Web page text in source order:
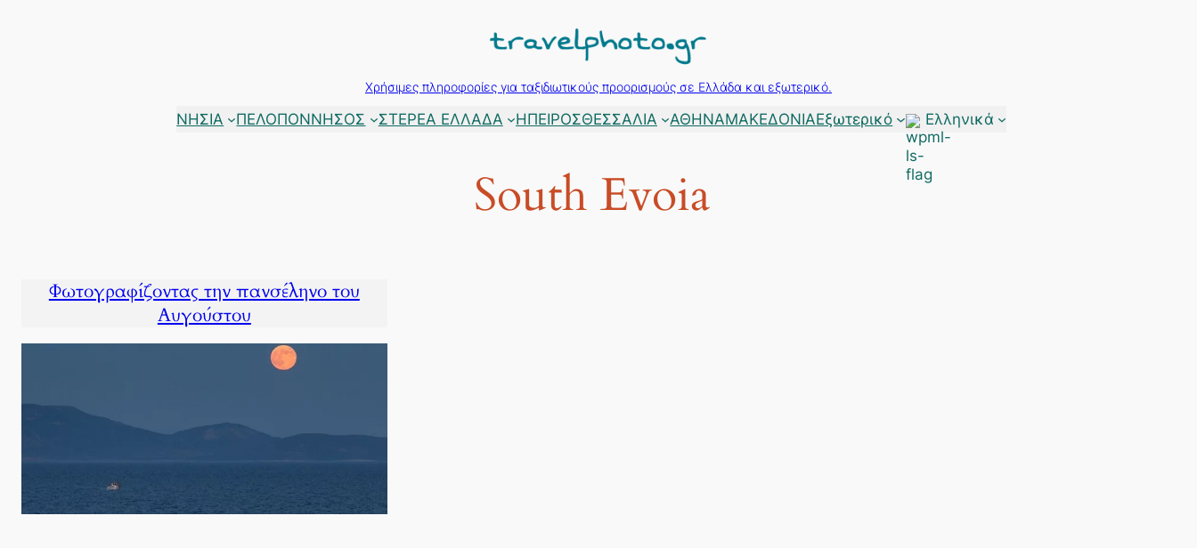
Χρήσιμες πληροφορίες για ταξιδιωτικούς προορισμούς σε Ελλάδα και εξωτερικό.
ΝΗΣΙΑ ΠΕΛΟΠΟΝΝΗΣΟΣ ΣΤΕΡΕΑ ΕΛΛΑΔΑ ΗΠΕΙΡΟΣΘΕΣΣΑΛΙΑ ΑΘΗΝΑΜΑΚΕΔΟΝΙΑΕξωτερικό Ελληνικά
South Evoia
Φωτογραφίζοντας την πανσέληνο του
Αυγούστου